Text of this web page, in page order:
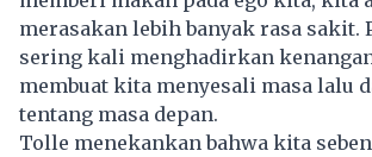
merasakan lebih banyak rasa sakit.
sering kali menghadirkan
membuat kita menyesali masa lalu
tentang masa depan.
Tolle menekankan bahwa kita